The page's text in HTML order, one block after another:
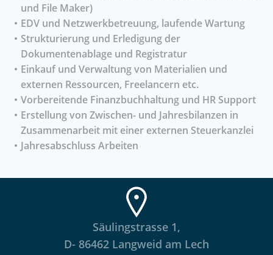
und File Maker)
EDV und Netzwerkbetreuung, laufende Wartung
Strukturierung und Erledigung der
Dokumentenablage und Registratur
Einkauf und Verwaltung von Materialien und
externen Ressourcen, Freelancern etc.
Vorbereitende Finanzbuchhaltung und HR Support
Erstellung von Zwischen- und Jahresbilanzen in
Zusammenarbeit mit einer externen Steuerkanzlei
Jahresabschluss Arbeiten
Säulingstrasse 1,
D- 86462 Langweid am Lech